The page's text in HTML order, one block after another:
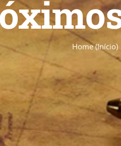
Home (Início)